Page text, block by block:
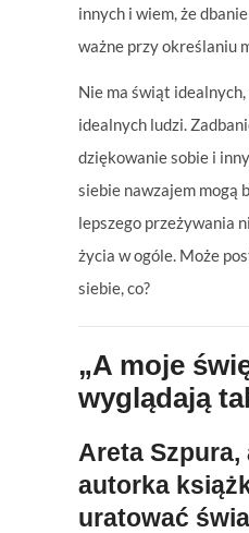
innych i wiem, że
ważne przy określaniu
Nie ma świąt
idealnych ludzi.
dziękowanie sobie i
siebie nawzajem mogą
lepszego przeżywania
życia w ogóle. Może
siebie, co?
„A moje
wyglądają
Areta Szpura,
autorka
uratować